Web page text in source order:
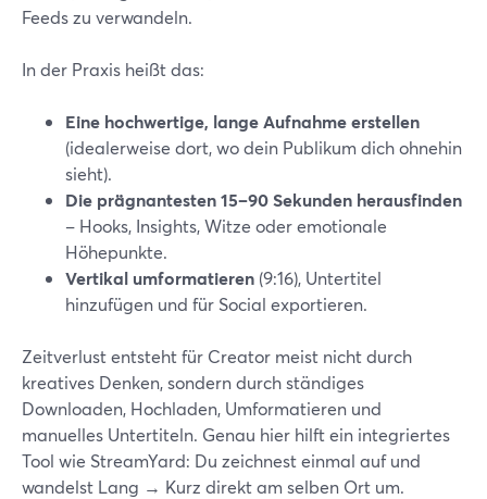
Feeds zu verwandeln.
In der Praxis heißt das:
Eine hochwertige, lange Aufnahme erstellen
(idealerweise dort, wo dein Publikum dich ohnehin
sieht).
Die prägnantesten 15–90 Sekunden herausfinden
– Hooks, Insights, Witze oder emotionale
Höhepunkte.
Vertikal umformatieren (9:16), Untertitel
hinzufügen und für Social exportieren.
Zeitverlust entsteht für Creator meist nicht durch
kreatives Denken, sondern durch ständiges
Downloaden, Hochladen, Umformatieren und
manuelles Untertiteln. Genau hier hilft ein integriertes
Tool wie StreamYard: Du zeichnest einmal auf und
wandelst Lang → Kurz direkt am selben Ort um.